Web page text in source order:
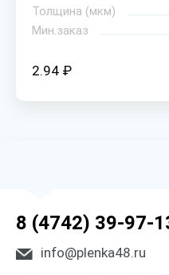
Толщина (мкм)
Мин.заказ
2.94 ₽
8 (4742) 39-97-
info@plenka48.ru